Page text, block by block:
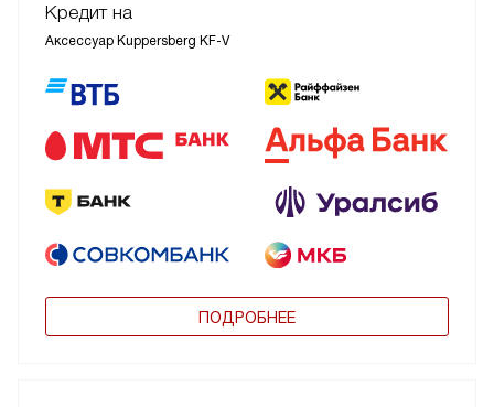
Кредит на
Аксессуар Kuppersberg KF-V
ПОДРОБНЕЕ